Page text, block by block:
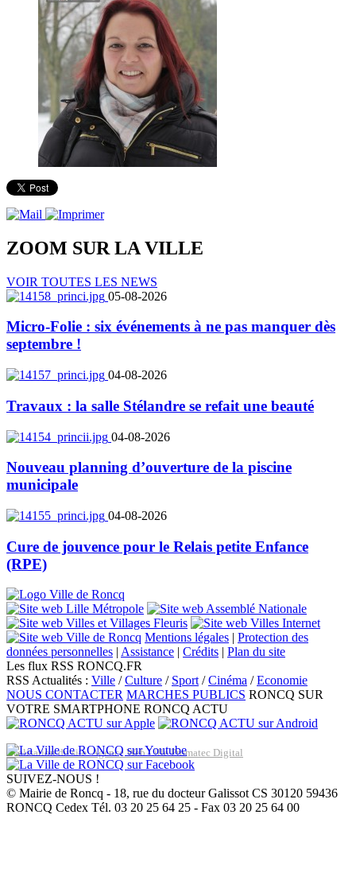
ZOOM SUR LA VILLE
VOIR TOUTES LES NEWS
05-08-2026
Micro-Folie : six événements à ne pas manquer dès
septembre !
04-08-2026
Travaux : la salle Stélandre se refait une beauté
04-08-2026
Nouveau planning d’ouverture de la piscine
municipale
04-08-2026
Cure de jouvence pour le Relais petite Enfance
(RPE)
Mentions légales | Protection des
données personnelles | Assistance | Crédits | Plan du site
Les flux RSS RONCQ.FR
RSS Actualités : Ville /Culture / Sport/Cinéma /Economie
NOUS CONTACTER MARCHES PUBLICS RONCQ SUR
VOTRE SMARTPHONE RONCQ ACTU
Réalisation du site: Agence Web Lille Promatec Digital
SUIVEZ-NOUS !
© Mairie de Roncq - 18, rue du docteur Galissot CS 30120 59436
RONCQ Cedex Tél. 03 20 25 64 25 - Fax 03 20 25 64 00